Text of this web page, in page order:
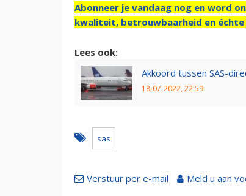
Abonneer je vandaag nog en word
kwaliteit, betrouwbaarheid en
Lees ook:
Akkoord tussen SAS-
18-07-2022, 22:59
sas
Verstuur per e-mail Meld u aan